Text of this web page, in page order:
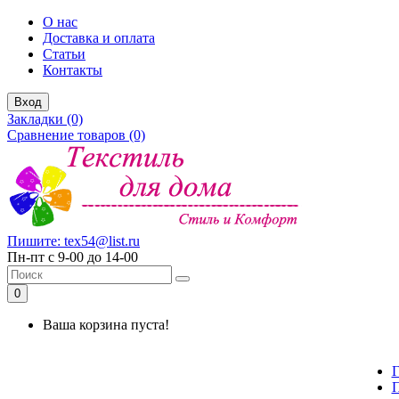
О нас
Доставка и оплата
Статьи
Контакты
Вход
Закладки (0)
Сравнение товаров (0)
Пишите: tex54@list.ru
Пн-пт с 9-00 до 14-00
0
Ваша корзина пуста!